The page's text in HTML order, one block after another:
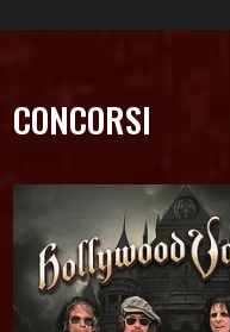
CONCORSI